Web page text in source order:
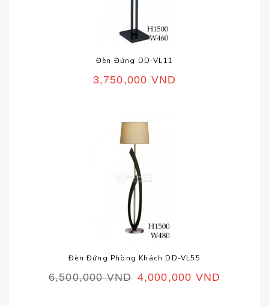
Đèn Đứng DD-VL11
3,750,000 VND
Đèn Đứng Phòng Khách DD-VL55
6,500,000VND 4,000,000 VND